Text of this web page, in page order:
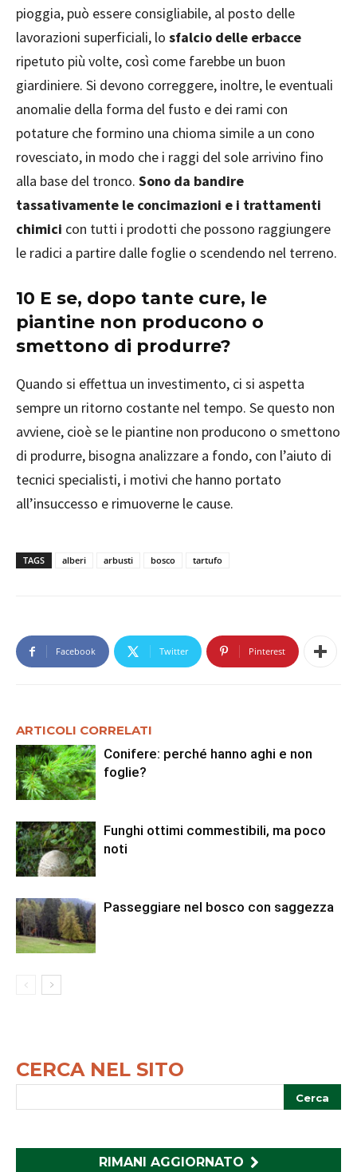
pioggia, può essere consigliabile, al posto delle
lavorazioni superficiali, lo sfalcio delle erbacce
ripetuto più volte, così come farebbe un buon
giardiniere. Si devono correggere, inoltre, le eventuali
anomalie della forma del fusto e dei rami con
potature che formino una chioma simile a un cono
rovesciato, in modo che i raggi del sole arrivino fino
alla base del tronco. Sono da bandire
tassativamente le concimazioni e i trattamenti
chimici con tutti i prodotti che possono raggiungere
le radici a partire dalle foglie o scendendo nel terreno.
10 E se, dopo tante cure, le
piantine non producono o
smettono di produrre?
Quando si effettua un investimento, ci si aspetta
sempre un ritorno costante nel tempo. Se questo non
avviene, cioè se le piantine non producono o smettono
di produrre, bisogna analizzare a fondo, con l’aiuto di
tecnici specialisti, i motivi che hanno portato
all’insuccesso e rimuoverne le cause.
TAGS alberi arbusti bosco tartufo
Facebook Twitter Pinterest
ARTICOLI CORRELATI
Conifere: perché hanno aghi e non
foglie?
Funghi ottimi commestibili, ma poco
noti
Passeggiare nel bosco con saggezza
CERCA NEL SITO
RIMANI AGGIORNATO